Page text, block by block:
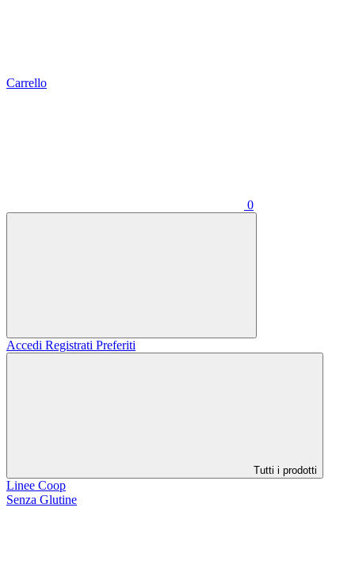
Carrello
0
Accedi Registrati Preferiti
Tutti i prodotti
Linee Coop
Senza Glutine